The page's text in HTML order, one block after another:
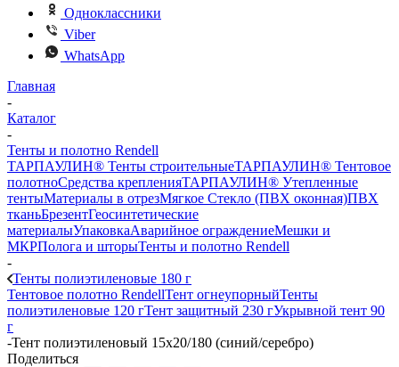
Одноклассники
Viber
WhatsApp
Главная
-
Каталог
-
Тенты и полотно Rendell
ТАРПАУЛИН® Тенты строительныеТАРПАУЛИН® Тентовое
полотноСредства крепленияТАРПАУЛИН® Утепленные
тентыМатериалы в отрезМягкое Стекло (ПВХ оконная)ПВХ
тканьБрезентГеосинтетические
материалыУпаковкаАварийное ограждениеМешки и
МКРПолога и шторыТенты и полотно Rendell
-
Тенты полиэтиленовые 180 г
Тентовое полотно RendellТент огнеупорныйТенты
полиэтиленовые 120 гТент защитный 230 гУкрывной тент 90
г
-Тент полиэтиленовый 15x20/180 (синий/серебро)
Поделиться